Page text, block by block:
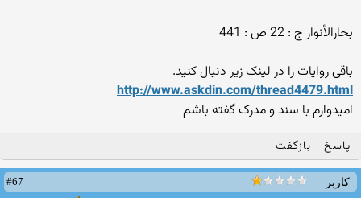
بحارالأنوار ج : 22 ص : 441
باقی روایات را در لینک زیر دنبال کنید.
http://www.askdin.com/thread4479.html
امیدوارم با سند و مدرک گفته باشم
پاسخ بازگفت
کاربر
#67